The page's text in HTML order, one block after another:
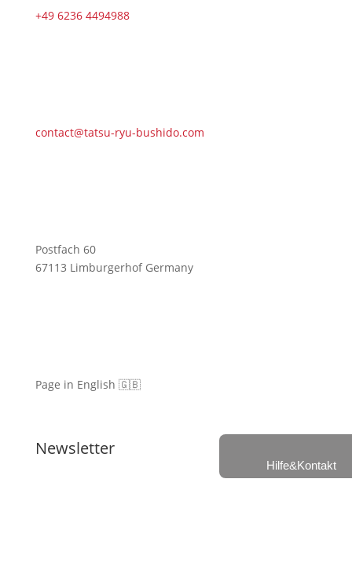
+49 6236 4494988
contact@tatsu-ryu-bushido.com
Postfach 60
67113 Limburgerhof Germany
Page in English 🇬🇧
Newsletter
Hilfe&Kontakt